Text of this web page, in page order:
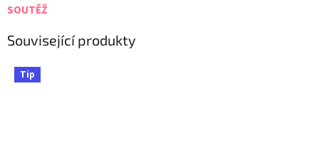
SOUTĚŽ
Související produkty
Tip